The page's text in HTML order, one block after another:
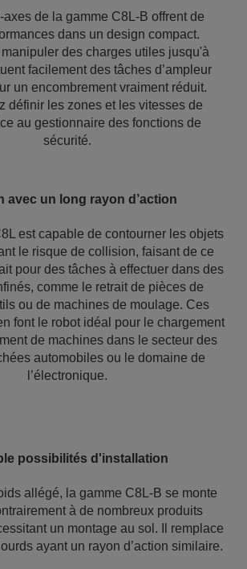
axes de la gamme C8L-B offrent de
dans un design compact.
des charges utiles jusqu'à
facilement des tâches d’ampleur
un encombrement vraiment réduit.
définir les zones et les vitesses de
au gestionnaire des fonctions de
sécurité.
avec un long rayon d’action
est capable de contourner les objets
le risque de collision, faisant de ce
pour des tâches à effectuer dans des
comme le retrait de pièces de
ou de machines de moulage. Ces
font le robot idéal pour le chargement
de machines dans le secteur des
automobiles ou le domaine de
l’électronique.
possibilités d'installation
allégé, la gamme C8L-B se monte
à de nombreux produits
un montage au sol. Il remplace
ayant un rayon d’action similaire.